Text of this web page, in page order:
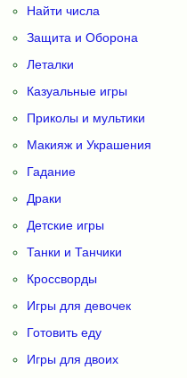
Найти числа
Защита и Оборона
Леталки
Казуальные игры
Приколы и мультики
Макияж и Украшения
Гадание
Драки
Детские игры
Танки и Танчики
Кроссворды
Игры для девочек
Готовить еду
Игры для двоих